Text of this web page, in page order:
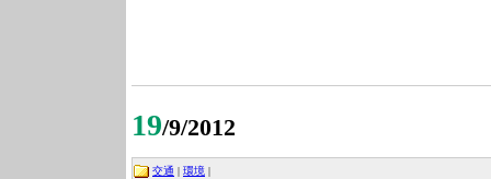
19/9/2012
交通 | 環境 |